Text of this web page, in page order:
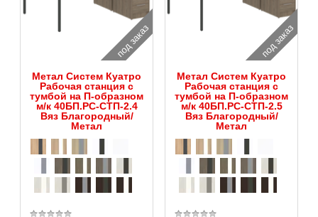
под заказ
Метал Систем Куатро
Рабочая станция с
тумбой на П-образном
м/к 40БП.РС-СТП-2.4
Вяз Благородный/
Метал
под заказ
Метал Систем Куатро
Рабочая станция с
тумбой на П-образном
м/к 40БП.РС-СТП-2.5
Вяз Благородный/
Метал